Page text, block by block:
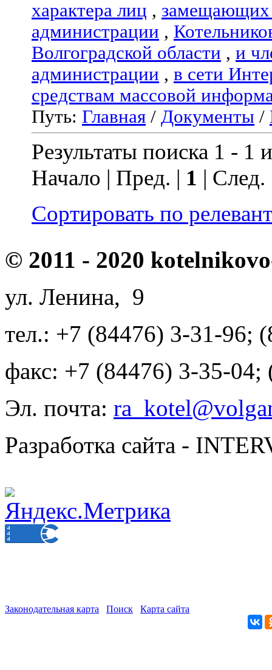
характера лиц , замещающих
администрации ,
Волгоградской области , и
администрации , в сети
средствам массовой
Путь: Главная / Документы /
Результаты поиска 1 - 1
Начало | Пред. | 1 |
Сортировать по
© 2011 - 2020
ул. Ленина, 9
тел.: +7 (84476) 3-31-96;
факс: +7 (84476) 3-35-04;
Эл. почта:
Разработка сайта -
Законодательная карта Поиск Карта сайта